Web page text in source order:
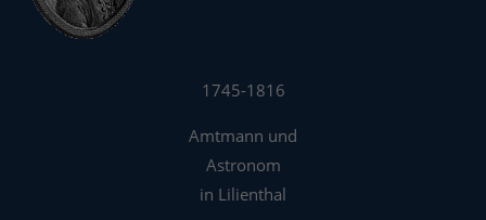
1745-1816
Amtmann und
Astronom
in Lilienthal